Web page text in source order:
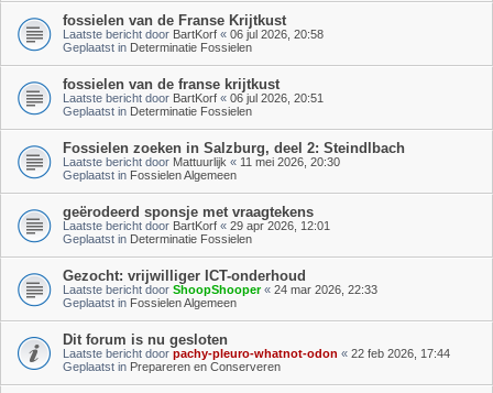
fossielen van de Franse Krijtkust
Laatste bericht door BartKorf « 06 jul 2026, 20:58
Geplaatst in Determinatie Fossielen
fossielen van de franse krijtkust
Laatste bericht door BartKorf « 06 jul 2026, 20:51
Geplaatst in Determinatie Fossielen
Fossielen zoeken in Salzburg, deel 2: Steindlbach
Laatste bericht door Mattuurlijk « 11 mei 2026, 20:30
Geplaatst in Fossielen Algemeen
geërodeerd sponsje met vraagtekens
Laatste bericht door BartKorf « 29 apr 2026, 12:01
Geplaatst in Determinatie Fossielen
Gezocht: vrijwilliger ICT-onderhoud
Laatste bericht door ShoopShooper« 24 mar 2026, 22:33
Geplaatst in Fossielen Algemeen
Dit forum is nu gesloten
Laatste bericht door pachy-pleuro-whatnot-odon « 22 feb 2026, 17:44
Geplaatst in Prepareren en Conserveren